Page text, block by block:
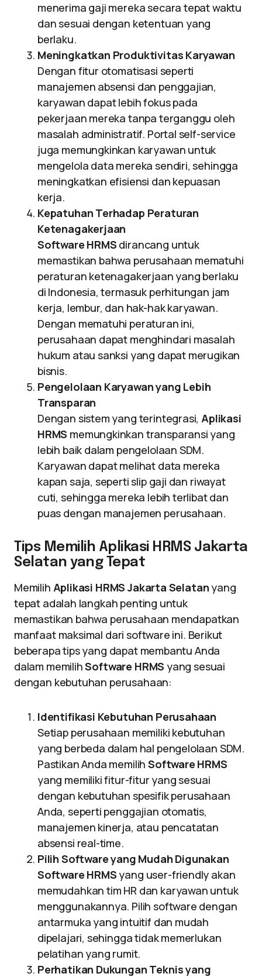
menerima gaji mereka secara tepat waktu
dan sesuai dengan ketentuan yang
berlaku.
Meningkatkan Produktivitas Karyawan
Dengan fitur otomatisasi seperti
manajemen absensi dan penggajian,
karyawan dapat lebih fokus pada
pekerjaan mereka tanpa terganggu oleh
masalah administratif. Portal self-service
juga memungkinkan karyawan untuk
mengelola data mereka sendiri, sehingga
meningkatkan efisiensi dan kepuasan
kerja.
Kepatuhan Terhadap Peraturan
Ketenagakerjaan
Software HRMS dirancang untuk
memastikan bahwa perusahaan mematuhi
peraturan ketenagakerjaan yang berlaku
di Indonesia, termasuk perhitungan jam
kerja, lembur, dan hak-hak karyawan.
Dengan mematuhi peraturan ini,
perusahaan dapat menghindari masalah
hukum atau sanksi yang dapat merugikan
bisnis.
Pengelolaan Karyawan yang Lebih
Transparan
Dengan sistem yang terintegrasi,Aplikasi
HRMS memungkinkan transparansi yang
lebih baik dalam pengelolaan SDM.
Karyawan dapat melihat data mereka
kapan saja, seperti slip gaji dan riwayat
cuti, sehingga mereka lebih terlibat dan
puas dengan manajemen perusahaan.
Tips Memilih Aplikasi HRMS Jakarta
Selatan yang Tepat
Memilih Aplikasi HRMS Jakarta Selatan yang
tepat adalah langkah penting untuk
memastikan bahwa perusahaan mendapatkan
manfaat maksimal dari software ini. Berikut
beberapa tips yang dapat membantu Anda
dalam memilihSoftware HRMS yang sesuai
dengan kebutuhan perusahaan:
Identifikasi Kebutuhan Perusahaan
Setiap perusahaan memiliki kebutuhan
yang berbeda dalam hal pengelolaan SDM.
Pastikan Anda memilihSoftware HRMS
yang memiliki fitur-fitur yang sesuai
dengan kebutuhan spesifik perusahaan
Anda, seperti penggajian otomatis,
manajemen kinerja, atau pencatatan
absensi real-time.
Pilih Software yang Mudah Digunakan
Software HRMS yang user-friendly akan
memudahkan tim HR dan karyawan untuk
menggunakannya. Pilih software dengan
antarmuka yang intuitif dan mudah
dipelajari, sehingga tidak memerlukan
pelatihan yang rumit.
Perhatikan Dukungan Teknis yang